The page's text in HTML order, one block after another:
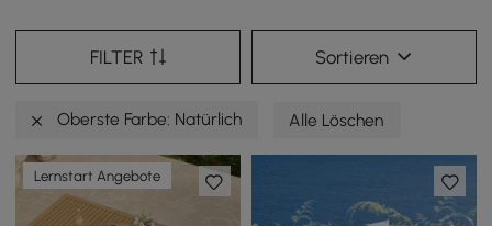
FILTER Sortieren
Oberste Farbe: Natürlich Alle Löschen
Lernstart Angebote